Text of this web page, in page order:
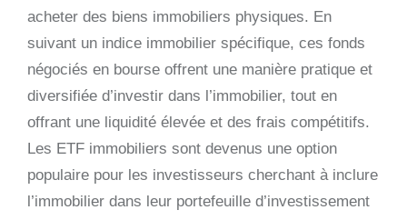
acheter des biens immobiliers physiques. En
suivant un indice immobilier spécifique, ces fonds
négociés en bourse offrent une manière pratique et
diversifiée d’investir dans l’immobilier, tout en
offrant une liquidité élevée et des frais compétitifs.
Les ETF immobiliers sont devenus une option
populaire pour les investisseurs cherchant à inclure
l’immobilier dans leur portefeuille d’investissement